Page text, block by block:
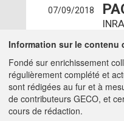
07/09/2018
12/07/2018
Information sur le contenu
Fondé sur enrichissement
régulièrement complété et
sont rédigées au fur et à
de contributeurs GECO, et
cours de rédaction.